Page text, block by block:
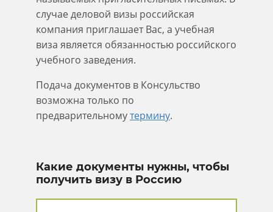
случае деловой визы российская
компания приглашает Вас, а учебная
виза является обязанностью российского
учебного заведения.
Подача документов в Консульство
возможна только по
предварительномутермину.
Какие документы нужны, чтобы
получить визу в Россию